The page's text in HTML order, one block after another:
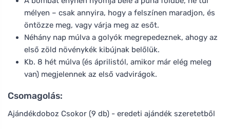
mélyen – csak annyira, hogy a felszínen maradjon, és
öntözze meg, vagy várja meg az esőt.
Néhány nap múlva a golyók megrepedeznek, ahogy az
első zöld növénykék kibújnak belőlük.
Kb. 8 hét múlva (és áprilistól, amikor már elég meleg
van) megjelennek az első vadvirágok.
Csomagolás:
Ajándékdoboz Csokor (9 db) - eredeti ajándék szeretetből